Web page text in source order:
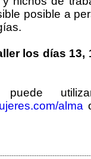
posible a
los días 13,
puede
alma